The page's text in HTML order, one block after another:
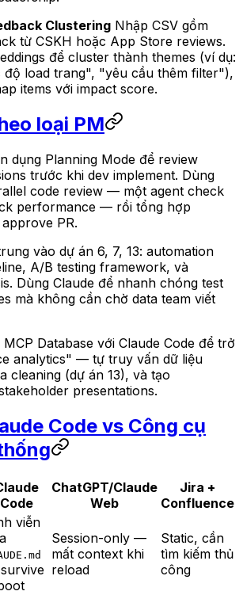
Clustering Nhập CSV gồm
từ CSKH hoặc App Store reviews.
để cluster thành themes (ví dụ:
độ load trang", "yêu cầu thêm filter"),
items với impact score.
loại PM
dụng Planning Mode để review
trước khi dev implement. Dùng
code review — một agent check
performance — rồi tổng hợp
PR.
vào dự án 6, 7, 13: automation
A/B testing framework, và
Dùng Claude để nhanh chóng test
mà không cần chờ data team viết
Database với Claude Code để trở
analytics" — tự truy vấn dữ liệu
cleaning (dự án 13), và tạo
presentations.
Code vs Công cụ
Code
ChatGPT/Claude
Web
Jira +
Confluence
viễn
Session-only —
mất context khi
reload
Static, cần
tìm kiếm thủ
công